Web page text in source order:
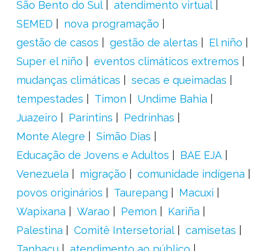
São Bento do Sul
atendimento virtual
SEMED
nova programação
gestão de casos
gestão de alertas
El niño
Super el niño
eventos climáticos extremos
mudanças climáticas
secas e queimadas
tempestades
Timon
Undime Bahia
Juazeiro
Parintins
Pedrinhas
Monte Alegre
Simão Dias
Educação de Jovens e Adultos
BAE EJA
Venezuela
migração
comunidade indígena
povos originários
Taurepang
Macuxi
Wapixana
Warao Pemon
Kariña
Palestina
Comitê Intersetorial
camisetas